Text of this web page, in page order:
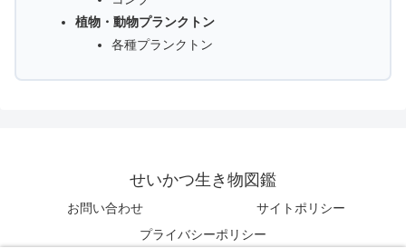
植物・動物プランクトン
各種プランクトン
せいかつ生き物図鑑
お問い合わせ
サイトポリシー
プライバシーポリシー